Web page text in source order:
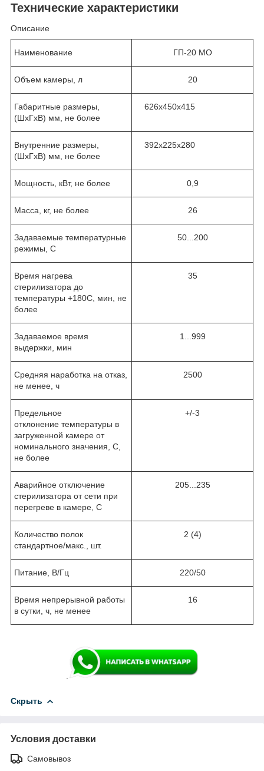
Технические характеристики
Описание
Наименование ГП-20 МО
Объем камеры, л 20
Габаритные размеры,
(ШхГхВ) мм, не более
626х450х415
Внутренние размеры,
(ШхГхВ) мм, не более
392х225х280
Мощность, кВт, не более 0,9
Масса, кг, не более 26
Задаваемые температурные
режимы, С
50...200
Время нагрева
стерилизатора до
температуры +180С, мин, не
более
35
Задаваемое время
выдержки, мин
1...999
Средняя наработка на отказ,
не менее, ч
2500
Предельное
отклонение температуры в
загруженной камере от
номинального значения, С,
не более
+/-3
Аварийное отключение
стерилизатора от сети при
перегреве в камере, С
205...235
Количество полок
стандартное/макс., шт.
2 (4)
Питание, В/Гц 220/50
Время непрерывной работы
в сутки, ч, не менее
16
.
Скрыть
Условия доставки
Самовывоз